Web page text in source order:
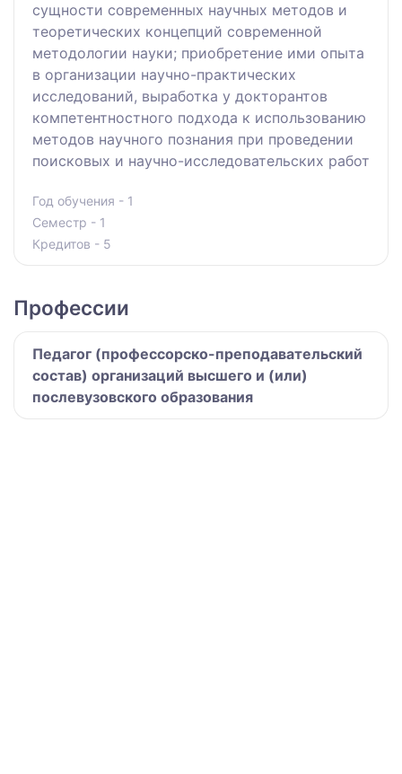
сущности современных научных методов и
теоретических концепций современной
методологии науки; приобретение ими опыта
в организации научно-практических
исследований, выработка у докторантов
компетентностного подхода к использованию
методов научного познания при проведении
поисковых и научно-исследовательских работ
Год обучения - 1
Семестр - 1
Кредитов - 5
Профессии
Педагог (профессорско-преподавательский
состав) организаций высшего и (или)
послевузовского образования